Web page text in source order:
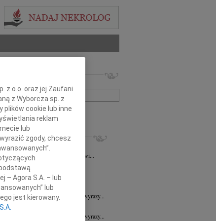
+ szukanie zaawansowane
06.08.2026Wrocław
Przyjacielowi Michałowi Łuczakowi...
Wrocław
wyrazy najgłębszego...
Wrocław
Januszowi Kaspryszynowi wyrazy...
Januszowi Kaspryszynowi wyrazy...
z o.o. oraz jej Zaufani
z Wyborcza sp. z
plików cookie lub inne
reklam
lub
zgody, chcesz
– Agora S.A. – lub
lub
jest kierowany.